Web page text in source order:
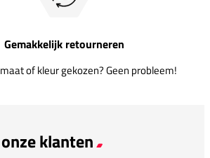
Gemakkelijk retourneren
of kleur gekozen? Geen probleem!
klanten